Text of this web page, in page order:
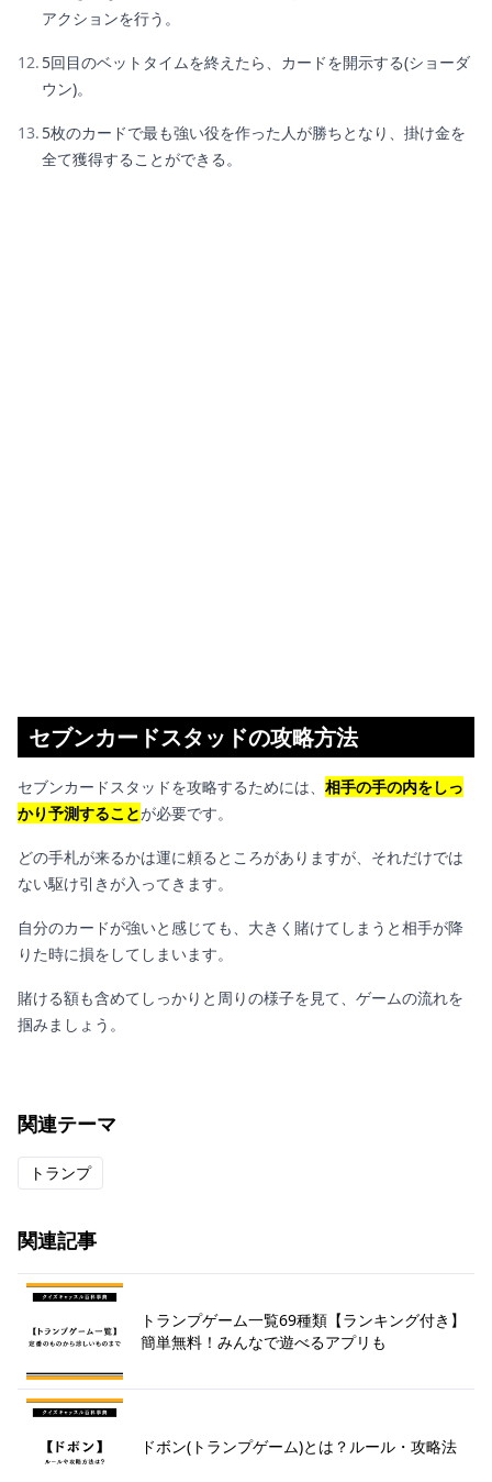
アクションを行う。
5回目のベットタイムを終えたら、カードを開示する(ショーダ
ウン)。
5枚のカードで最も強い役を作った人が勝ちとなり、掛け金を
全て獲得することができる。
セブンカードスタッドの攻略方法
セブンカードスタッドを攻略するためには、 相手の手の内をしっ
かり予測することが必要です。
どの手札が来るかは運に頼るところがありますが、それだけでは
ない駆け引きが入ってきます。
自分のカードが強いと感じても、大きく賭けてしまうと相手が降
りた時に損をしてしまいます。
賭ける額も含めてしっかりと周りの様子を見て、ゲームの流れを
掴みましょう。
関連テーマ
トランプ
関連記事
トランプゲーム一覧69種類【ランキング付き】
簡単無料！みんなで遊べるアプリも
ドボン(トランプゲーム)とは？ルール・攻略法